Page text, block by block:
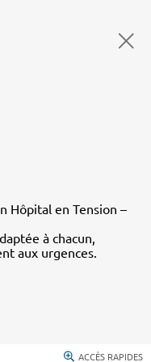
Hôpital en Tension –
à chacun,
aux urgences.
ACCÈS RAPIDES